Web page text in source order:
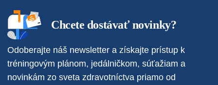
Chcete dostávať novinky?
Odoberajte náš newsletter a získajte prístup k
tréningovým plánom, jedálničkom, súťažiam a
novinkám zo sveta zdravotníctva priamo od